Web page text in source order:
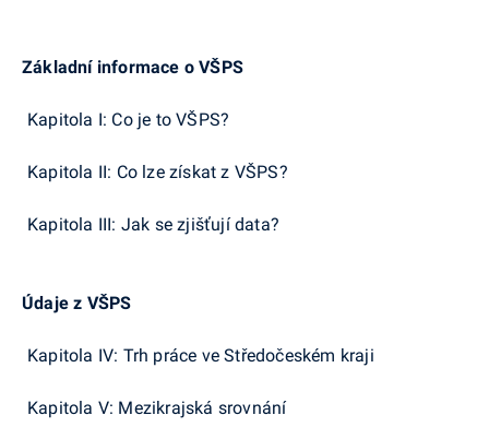
Základní informace o VŠPS
Kapitola I: Co je to VŠPS?
Kapitola II: Co lze získat z VŠPS?
Kapitola III: Jak se zjišťují data?
Údaje z VŠPS
Kapitola IV: Trh práce ve Středočeském kraji
Kapitola V: Mezikrajská srovnání